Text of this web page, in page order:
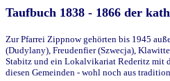
Taufbuch 1838 - 1866 der
Zur Pfarrei Zippnow gehörten bis 1945
(Dudylany), Freudenfier (Szwecja),
Stabitz und ein Lokalvikariat Rederitz mit
diesen Gemeinden - wohl noch aus